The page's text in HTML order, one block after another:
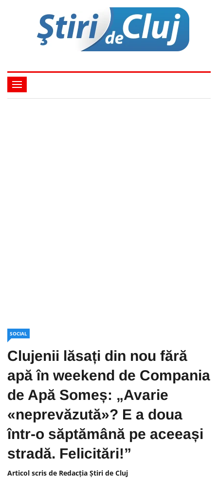
SOCIAL
Clujenii lăsați din nou fără
apă în weekend de Compania
de Apă Someș: „Avarie
«neprevăzută»? E a doua
într-o săptămână pe aceeași
stradă. Felicitări!”
Articol scris de Redacția Știri de Cluj